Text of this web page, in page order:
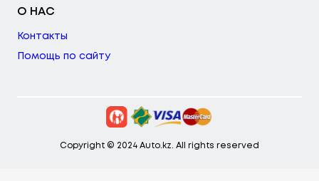
О НАС
Контакты
Помощь по сайту
Copyright © 2024 Auto.kz. All rights reserved